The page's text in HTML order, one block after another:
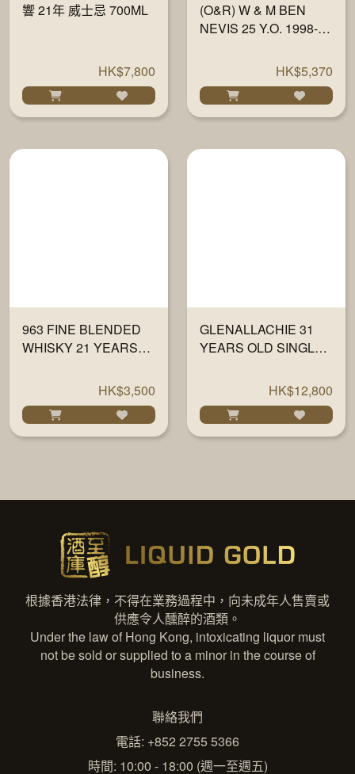
響 21年 威士忌 700ML
HK$7,800
(O&R) W & M BEN
NEVIS 25 Y.O. 1998-23
SHERRY WOOD" #
634 700ML
HK$5,370
963 FINE BLENDED
WHISKY 21 YEARS
HK$3,500
GLENALLACHIE 31
YEARS OLD SINGLE
#2909 700MLHK$12,800
根據香港法律，不得在業務過程中，向未成年人售賣或
供應令人醺醉的酒類。
Under the law of Hong Kong, intoxicating liquor must
not be sold or supplied to a minor in the course of
business.
聯絡我們
電話: +852 2755 5366
時間: 10:00 - 18:00 (週一至週五)